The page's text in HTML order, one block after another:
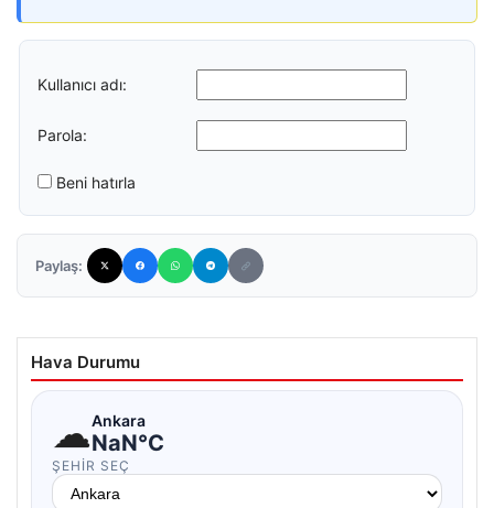
Kullanıcı adı:
Parola:
Beni hatırla
Paylaş:
Hava Durumu
☁Ankara
NaN°C
ŞEHIR SEÇ